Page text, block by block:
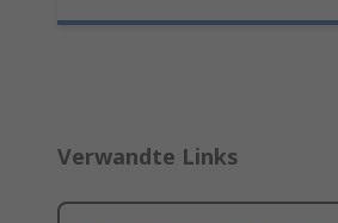
Verwandte Links